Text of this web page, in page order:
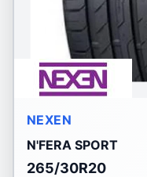
NEXEN
N'FERA SPORT
265/30R20